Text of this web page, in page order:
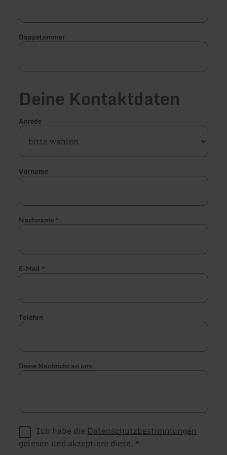
Doppelzimmer
Deine Kontaktdaten
Anrede
Vorname
Nachname*
E-Mail *
Telefon
Deine Nachricht an uns
Ich habe die Datenschutzbestimmungen
gelesen und akzeptiere diese. *